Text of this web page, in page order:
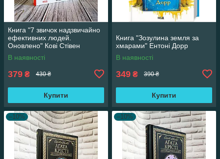
Книга "7 звичок надзвичайно
ефективних людей.
Оновлено" Кові Стівен
В наявності
379 ₴ 430 ₴
Купити
Книга "Зозулина земля за
хмарами" Ентоні Дорр
В наявності
349 ₴ 390 ₴
Купити
–10% –10%